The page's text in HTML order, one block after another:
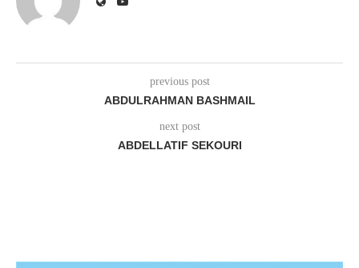
previous post
ABDULRAHMAN BASHMAIL
next post
ABDELLATIF SEKOURI